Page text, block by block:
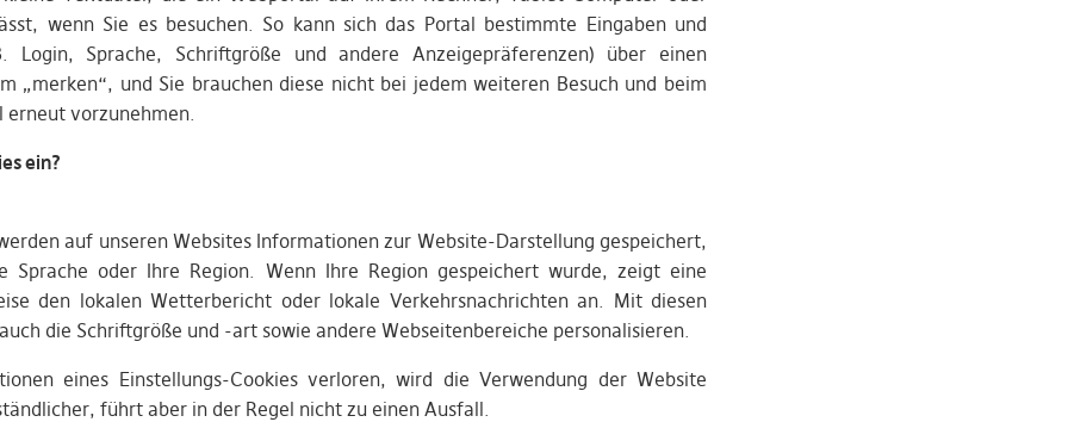
wenn Sie es besuchen. So kann sich das Portal bestimmte Eingaben und
Login, Sprache, Schriftgröße und andere Anzeigepräferenzen) über einen
„merken“, und Sie brauchen diese nicht bei jedem weiteren Besuch und beim
erneut vorzunehmen.
ein?
auf unseren Websites Informationen zur Website-Darstellung gespeichert,
Sprache oder Ihre Region. Wenn Ihre Region gespeichert wurde, zeigt eine
den lokalen Wetterbericht oder lokale Verkehrsnachrichten an. Mit diesen
die Schriftgröße und -art sowie andere Webseitenbereiche personalisieren.
eines Einstellungs-Cookies verloren, wird die Verwendung der Website
führt aber in der Regel nicht zu einen Ausfall.